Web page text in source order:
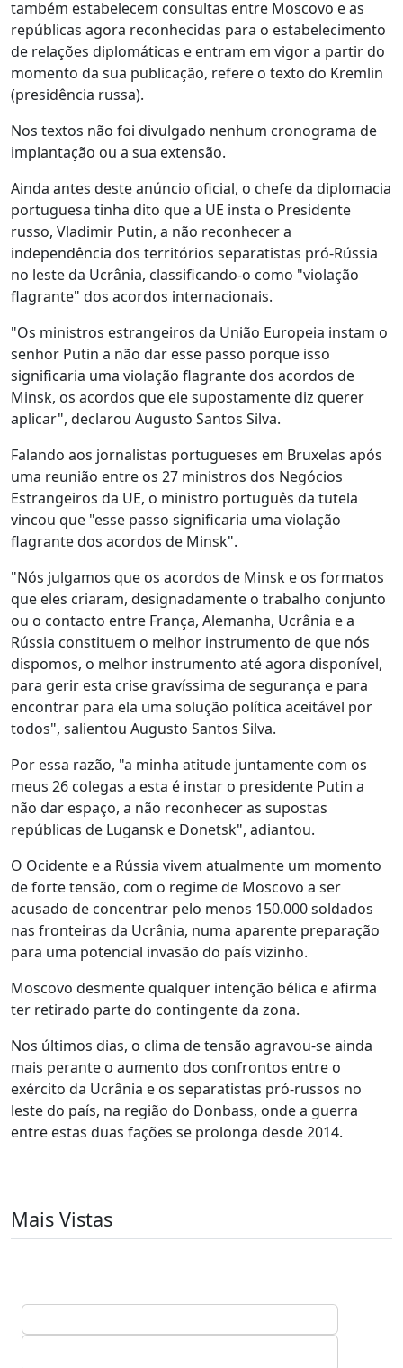
também estabelecem consultas entre Moscovo e as
repúblicas agora reconhecidas para o estabelecimento
de relações diplomáticas e entram em vigor a partir do
momento da sua publicação, refere o texto do Kremlin
(presidência russa).
Nos textos não foi divulgado nenhum cronograma de
implantação ou a sua extensão.
Ainda antes deste anúncio oficial, o chefe da diplomacia
portuguesa tinha dito que a UE insta o Presidente
russo, Vladimir Putin, a não reconhecer a
independência dos territórios separatistas pró-Rússia
no leste da Ucrânia, classificando-o como "violação
flagrante" dos acordos internacionais.
"Os ministros estrangeiros da União Europeia instam o
senhor Putin a não dar esse passo porque isso
significaria uma violação flagrante dos acordos de
Minsk, os acordos que ele supostamente diz querer
aplicar", declarou Augusto Santos Silva.
Falando aos jornalistas portugueses em Bruxelas após
uma reunião entre os 27 ministros dos Negócios
Estrangeiros da UE, o ministro português da tutela
vincou que "esse passo significaria uma violação
flagrante dos acordos de Minsk".
"Nós julgamos que os acordos de Minsk e os formatos
que eles criaram, designadamente o trabalho conjunto
ou o contacto entre França, Alemanha, Ucrânia e a
Rússia constituem o melhor instrumento de que nós
dispomos, o melhor instrumento até agora disponível,
para gerir esta crise gravíssima de segurança e para
encontrar para ela uma solução política aceitável por
todos", salientou Augusto Santos Silva.
Por essa razão, "a minha atitude juntamente com os
meus 26 colegas a esta é instar o presidente Putin a
não dar espaço, a não reconhecer as supostas
repúblicas de Lugansk e Donetsk", adiantou.
O Ocidente e a Rússia vivem atualmente um momento
de forte tensão, com o regime de Moscovo a ser
acusado de concentrar pelo menos 150.000 soldados
nas fronteiras da Ucrânia, numa aparente preparação
para uma potencial invasão do país vizinho.
Moscovo desmente qualquer intenção bélica e afirma
ter retirado parte do contingente da zona.
Nos últimos dias, o clima de tensão agravou-se ainda
mais perante o aumento dos confrontos entre o
exército da Ucrânia e os separatistas pró-russos no
leste do país, na região do Donbass, onde a guerra
entre estas duas fações se prolonga desde 2014.
Mais Vistas